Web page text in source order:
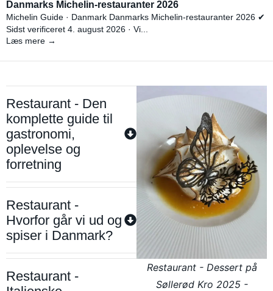
Danmarks Michelin-restauranter 2026
Michelin Guide · Danmark Danmarks Michelin-restauranter 2026 ✔
Sidst verificeret 4. august 2026 · Vi...
Læs mere →
Restaurant - Den
komplette guide til
gastronomi,
oplevelse og
forretning
Restaurant -
Hvorfor går vi ud og
spiser i Danmark?
Restaurant -
Restaurant - Dessert på
Søllerød Kro 2025 -